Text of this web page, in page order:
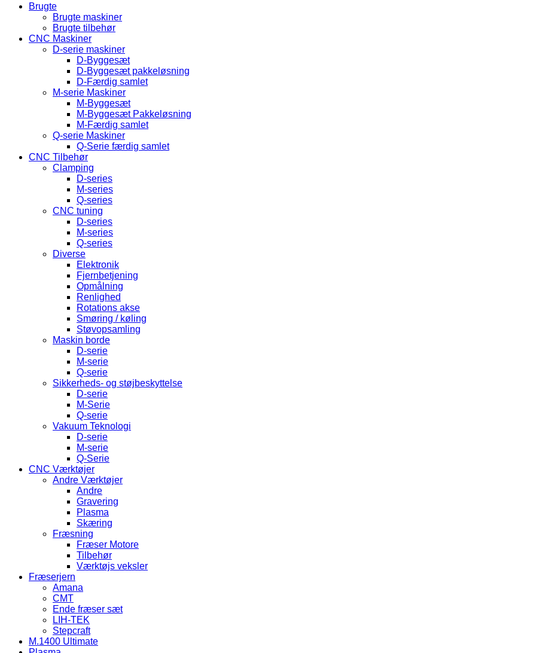
Brugte
Brugte maskiner
Brugte tilbehør
CNC Maskiner
D-serie maskiner
D-Byggesæt
D-Byggesæt pakkeløsning
D-Færdig samlet
M-serie Maskiner
M-Byggesæt
M-Byggesæt Pakkeløsning
M-Færdig samlet
Q-serie Maskiner
Q-Serie færdig samlet
CNC Tilbehør
Clamping
D-series
M-series
Q-series
CNC tuning
D-series
M-series
Q-series
Diverse
Elektronik
Fjernbetjening
Opmålning
Renlighed
Rotations akse
Smøring / køling
Støvopsamling
Maskin borde
D-serie
M-serie
Q-serie
Sikkerheds- og støjbeskyttelse
D-serie
M-Serie
Q-serie
Vakuum Teknologi
D-serie
M-serie
Q-Serie
CNC Værktøjer
Andre Værktøjer
Andre
Gravering
Plasma
Skæring
Fræsning
Fræser Motore
Tilbehør
Værktøjs veksler
Fræserjern
Amana
CMT
Ende fræser sæt
LIH-TEK
Stepcraft
M.1400 Ultimate